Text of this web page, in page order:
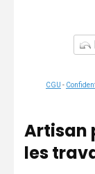
CGU -
Artisan
les